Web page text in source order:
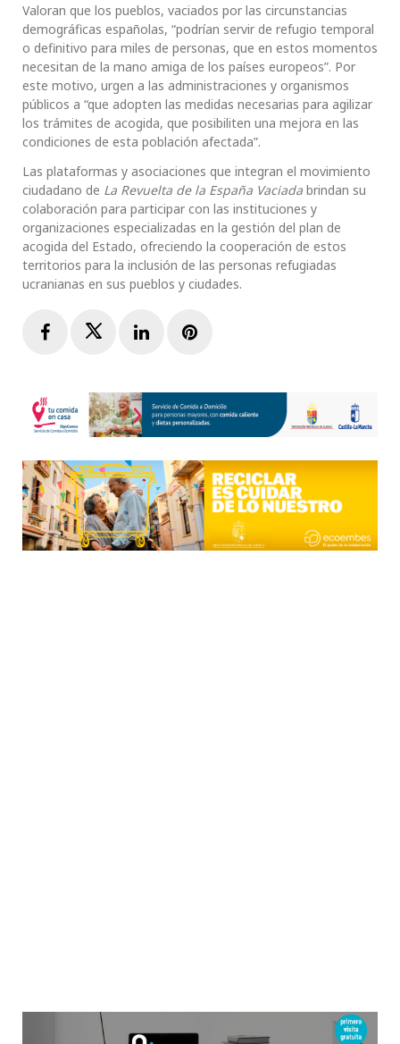
Valoran que los pueblos, vaciados por las circunstancias
demográficas españolas, “podrían servir de refugio temporal
o definitivo para miles de personas, que en estos momentos
necesitan de la mano amiga de los países europeos”. Por
este motivo, urgen a las administraciones y organismos
públicos a “que adopten las medidas necesarias para agilizar
los trámites de acogida, que posibiliten una mejora en las
condiciones de esta población afectada”.
Las plataformas y asociaciones que integran el movimiento
ciudadano de La Revuelta de la España Vaciada brindan su
colaboración para participar con las instituciones y
organizaciones especializadas en la gestión del plan de
acogida del Estado, ofreciendo la cooperación de estos
territorios para la inclusión de las personas refugiadas
ucranianas en sus pueblos y ciudades.
FacebookTwitterLinkedInPinterest